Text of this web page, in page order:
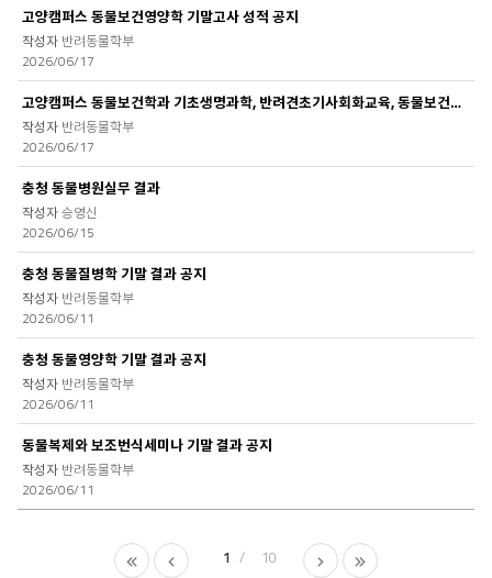
고양캠퍼스 동물보건영양학 기말고사 성적 공지
반려동물학부
2026/06/17
고양캠퍼스 동물보건학과 기초생명과학, 반려견초기사회화교육, 동물보건임상병리학및..
반려동물학부
2026/06/17
충청 동물병원실무 결과
승영신
2026/06/15
충청 동물질병학 기말 결과 공지
반려동물학부
2026/06/11
충청 동물영양학 기말 결과 공지
반려동물학부
2026/06/11
동물복제와 보조번식세미나 기말 결과 공지
반려동물학부
2026/06/11
처
이
1 10
다
마